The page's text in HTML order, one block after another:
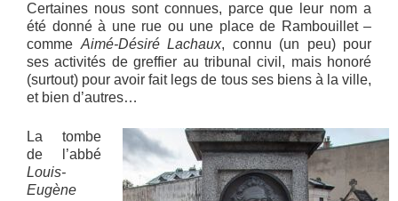
Certaines nous sont connues, parce que leur nom a
été donné à une rue ou une place de Rambouillet –
commeAimé-Désiré Lachaux, connu (un peu) pour
ses activités de greffier au tribunal civil, mais honoré
(surtout) pour avoir fait legs de tous ses biens à la ville,
et bien d’autres…
La tombe
de l’abbé
Louis-
Eugène